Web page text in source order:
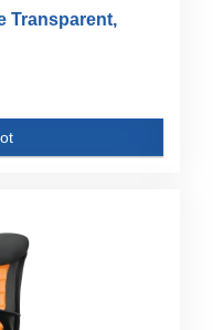
Transparent,